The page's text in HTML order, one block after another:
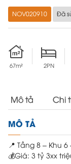
NOV020910 Đã
67m² 2PN
Mô tả Chi
MÔ TẢ
📍 Tầng 8 – Khu
💰Giá: 3 tỷ 3xx